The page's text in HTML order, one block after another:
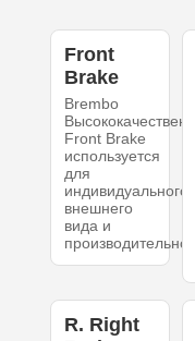
Front
Brake
Brembo
Front Brake
используется
для
индивидуального
внешнего
вида и
R. Right